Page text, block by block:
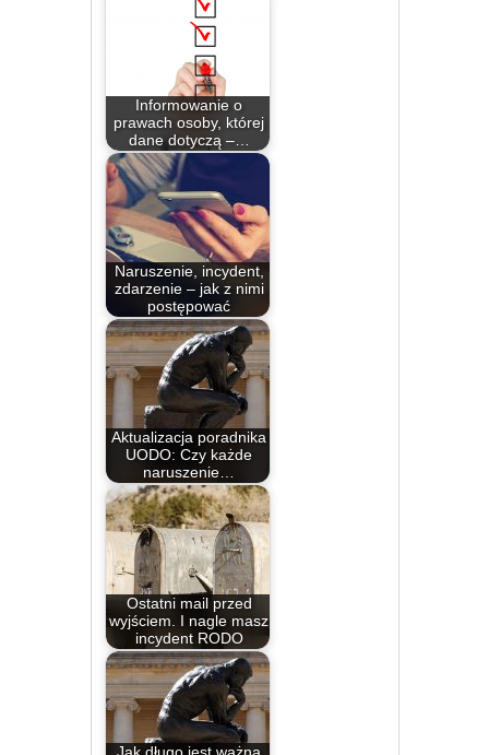
Informowanie o
prawach osoby, której
dane dotyczą –…
Naruszenie, incydent,
zdarzenie – jak z nimi
postępować
Aktualizacja poradnika
UODO: Czy każde
naruszenie…
Ostatni mail przed
wyjściem. I nagle masz
incydent RODO